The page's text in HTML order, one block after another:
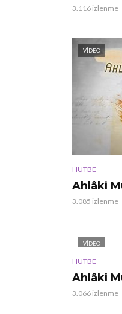
3.116 izlenme
VIDEO
HUTBE
Ahlâki
3.085 izlenme
VIDEO
HUTBE
Ahlâki
3.066 izlenme